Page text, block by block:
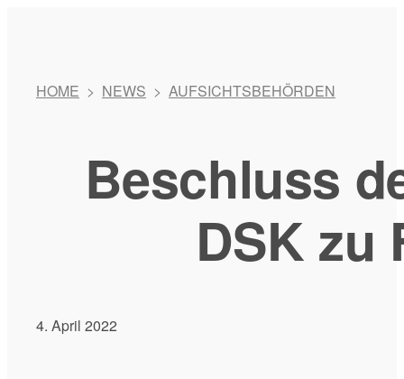
HOME > NEWS > AUFSICHTSBEHÖRDEN
Beschluss
DSK zu
4. April 2022